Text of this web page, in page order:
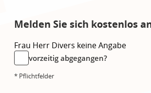
Melden Sie sich kostenlos
Frau Herr Divers keine Angabe
vorzeitig abgegangen?
* Pflichtfelder